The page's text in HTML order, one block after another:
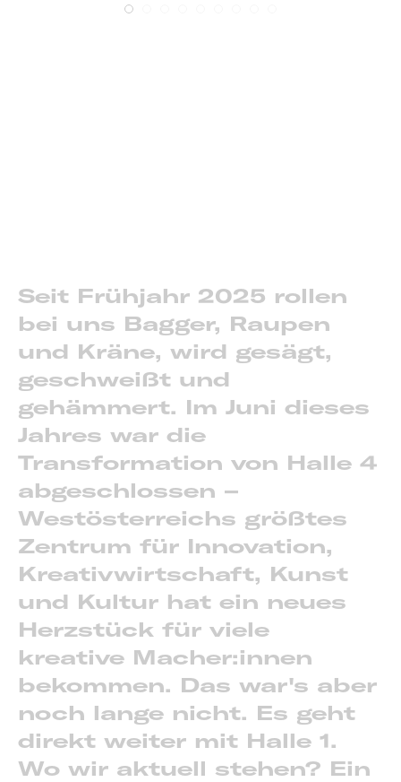
Seit Frühjahr 2025 rollen
bei uns Bagger, Raupen
und Kräne, wird gesägt,
geschweißt und
gehämmert. Im Juni dieses
Jahres war die
Transformation von Halle 4
abgeschlossen –
Westösterreichs größtes
Zentrum für Innovation,
Kreativwirtschaft, Kunst
und Kultur hat ein neues
Herzstück für viele
kreative Macher:innen
bekommen. Das war's aber
noch lange nicht. Es geht
direkt weiter mit Halle 1.
Wo wir aktuell stehen? Ein